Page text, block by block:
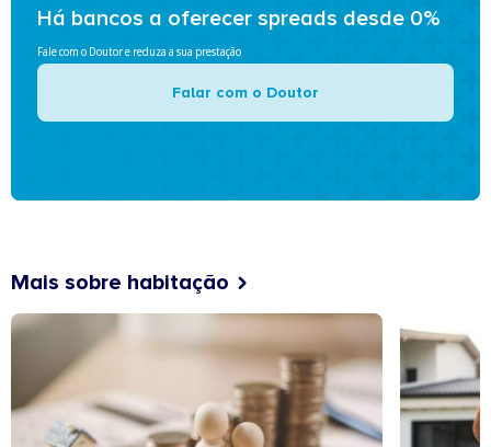
Há bancos a oferecer spreads desde 0%
Fale com o Doutor e reduza a sua prestação
Falar com o Doutor
Mais sobre habitação